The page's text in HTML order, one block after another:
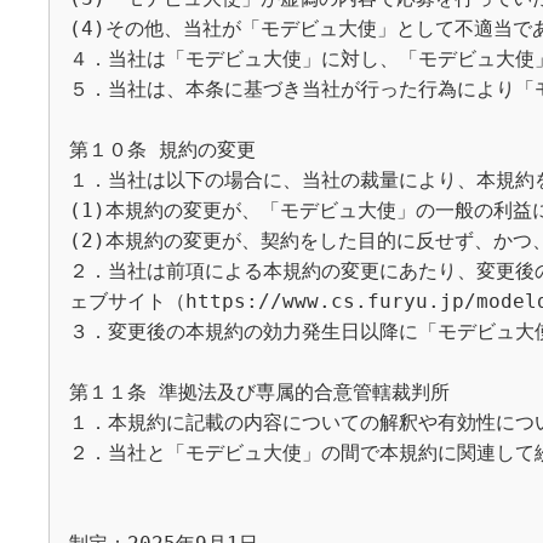
(4)その他、当社が「モデビュ大使」として不適当で
４．当社は「モデビュ大使」に対し、「モデビュ大
５．当社は、本条に基づき当社が行った行為により
第１０条 規約の変更
１．当社は以下の場合に、当社の裁量により、本規
(1)本規約の変更が、「モデビュ大使」の一般の利益
(2)本規約の変更が、契約をした目的に反せず、かつ
２．当社は前項による本規約の変更にあたり、変更
ェブサイト（https://www.cs.furyu.jp/
３．変更後の本規約の効力発生日以降に「モデビュ
第１１条 準拠法及び専属的合意管轄裁判所
１．本規約に記載の内容についての解釈や有効性に
２．当社と「モデビュ大使」の間で本規約に関連し